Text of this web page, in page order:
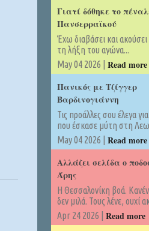
Γιατί δόθηκε το
Πανσερραϊκού
Έχω διαβάσει και
τη λήξη του αγώνα...
May 04 2026 | Read more
Πανικός με Τζίγγερ
Βαρδινογιάννη
Τις προάλλες σου έλεγα
που έσκασε μύτη στη
May 04 2026 | Read more
Αλλάζει σελίδα ο
Άρης
Η Θεσσαλονίκη βοά.
δεν μιλά. Τους λένε, ουχί
Apr 24 2026 | Read more